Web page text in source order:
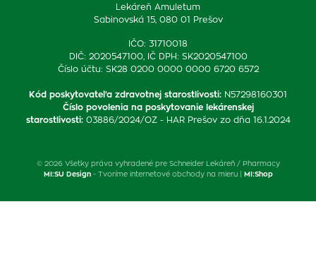
Lekáreň Amuletum
Sabinovská 15, 080 01 Prešov
IČO: 31710018
DIČ: 2020547100, IČ DPH: SK2020547100
Číslo účtu: SK28 0200 0000 0000 6720 6572
Kód poskytovateľa zdravotnej starostlivosti: N57298160301
Číslo povolenia na poskytovanie lekárenskej
starostlivosti: 03886/2024/OZ - HAR Prešov zo dňa 16.1.2024
© 2026 Všetky práva vyhradené pre Schneider Lekáreň / Pharmacy
MI:SU Design- Tvoríme internetové obchody na mieru | MI:Shop